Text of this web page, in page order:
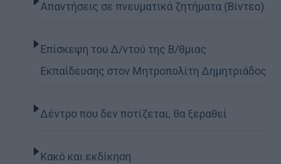
Απαντήσεις σε πνευματικά ζητήματα (Βίντεο)
Επίσκεψη του Δ/ντού της Β/θμιας
Εκπαίδευσης στον Μητροπολίτη Δημητριάδος
Δέντρο που δεν ποτίζεται, θα ξεραθεί
Κακό και εκδίκηση